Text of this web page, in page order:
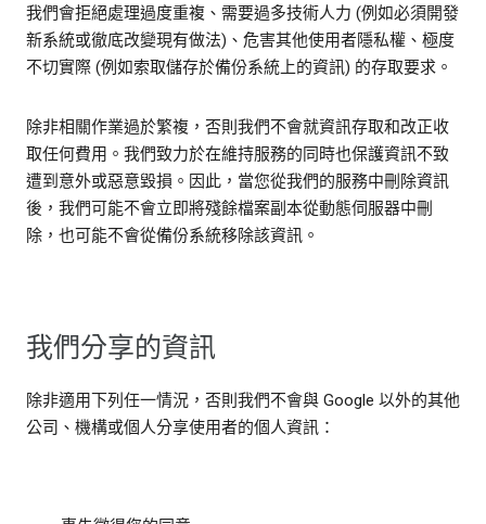
我們會拒絕處理過度重複、需要過多技術人力 (例如必須開發
新系統或徹底改變現有做法)、危害其他使用者隱私權、極度
不切實際 (例如索取儲存於備份系統上的資訊) 的存取要求。
除非相關作業過於繁複，否則我們不會就資訊存取和改正收
取任何費用。我們致力於在維持服務的同時也保護資訊不致
遭到意外或惡意毀損。因此，當您從我們的服務中刪除資訊
後，我們可能不會立即將殘餘檔案副本從動態伺服器中刪
除，也可能不會從備份系統移除該資訊。
我們分享的資訊
除非適用下列任一情況，否則我們不會與 Google 以外的其他
公司、機構或個人分享使用者的個人資訊：